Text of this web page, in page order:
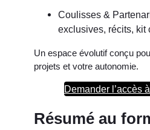
Coulisses &
exclusives, récits, kit
Un espace évolutif conçu
projets et votre autonomie.
Demander l’accès
Résumé au